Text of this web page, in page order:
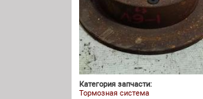
Категория запчасти:
Тормозная система